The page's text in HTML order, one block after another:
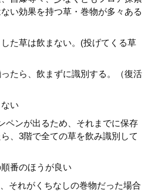
い効果を持つ草・巻物が多々ある
た草は飲まない。(投げてくる草
たら、飲まずに識別する。（復活
い
ペンが出るため、それまでに保存
、3階で全ての草を飲み識別して
番のほうが良い
それがくちなしの巻物だった場合